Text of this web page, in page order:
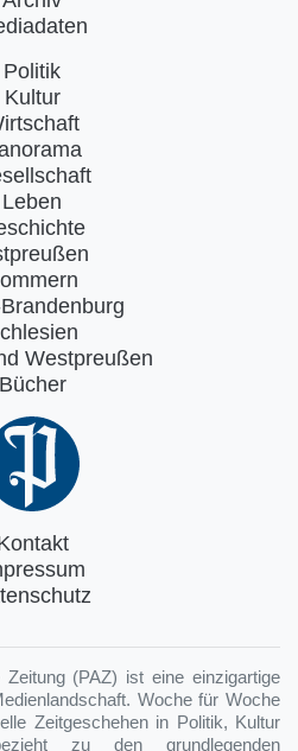
Politik
Kultur
Leben
Westpreußen
Bücher
(PAZ) ist eine einzigartige
Woche für Woche
Zeitgeschehen in Politik, Kultur
zu den grundlegenden